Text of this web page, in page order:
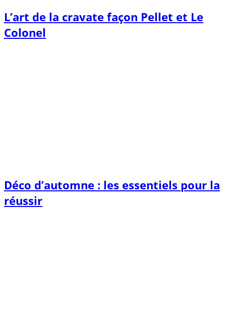
L’art de la cravate façon Pellet et Le
Colonel
Déco d’automne : les essentiels pour la
réussir